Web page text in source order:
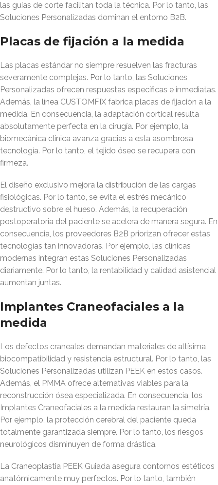
las guías de corte facilitan toda la técnica. Por lo tanto, las
Soluciones Personalizadas dominan el entorno B2B.
Placas de fijación a la medida
Las placas estándar no siempre resuelven las fracturas
severamente complejas. Por lo tanto, las Soluciones
Personalizadas ofrecen respuestas específicas e inmediatas.
Además, la línea CUSTOMFIX fabrica placas de fijación a la
medida. En consecuencia, la adaptación cortical resulta
absolutamente perfecta en la cirugía. Por ejemplo, la
biomecánica clínica avanza gracias a esta asombrosa
tecnología. Por lo tanto, el tejido óseo se recupera con
firmeza.
El diseño exclusivo mejora la distribución de las cargas
fisiológicas. Por lo tanto, se evita el estrés mecánico
destructivo sobre el hueso. Además, la recuperación
postoperatoria del paciente se acelera de manera segura. En
consecuencia, los proveedores B2B priorizan ofrecer estas
tecnologías tan innovadoras. Por ejemplo, las clínicas
modernas integran estas Soluciones Personalizadas
diariamente. Por lo tanto, la rentabilidad y calidad asistencial
aumentan juntas.
Implantes Craneofaciales a la
medida
Los defectos craneales demandan materiales de altísima
biocompatibilidad y resistencia estructural. Por lo tanto, las
Soluciones Personalizadas utilizan PEEK en estos casos.
Además, el PMMA ofrece alternativas viables para la
reconstrucción ósea especializada. En consecuencia, los
Implantes Craneofaciales a la medida restauran la simetría.
Por ejemplo, la protección cerebral del paciente queda
totalmente garantizada siempre. Por lo tanto, los riesgos
neurológicos disminuyen de forma drástica.
La Craneoplastia PEEK Guiada asegura contornos estéticos
anatómicamente muy perfectos. Por lo tanto, también